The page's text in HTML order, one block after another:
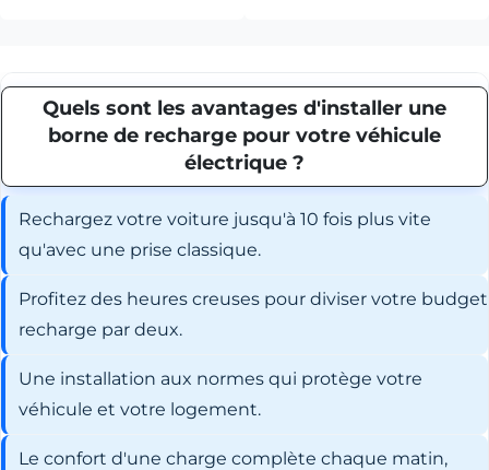
Quels sont les avantages d'installer une
borne de recharge pour votre véhicule
électrique ?
Rechargez votre voiture jusqu'à 10 fois plus vite
qu'avec une prise classique.
Profitez des heures creuses pour diviser votre budget
recharge par deux.
Une installation aux normes qui protège votre
véhicule et votre logement.
Le confort d'une charge complète chaque matin,